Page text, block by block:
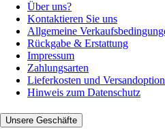
Über uns?
Kontaktieren Sie uns
Allgemeine
Rückgabe & Erstattung
Impressum
Zahlungsarten
Lieferkosten und
Hinweis zum Datenschutz
Unsere Geschäfte